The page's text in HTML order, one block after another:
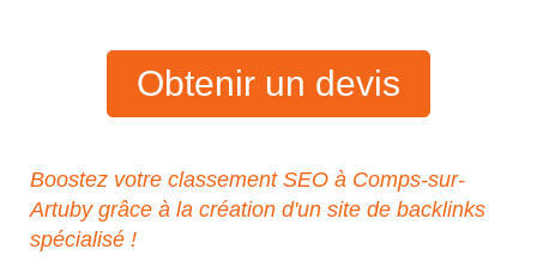
Obtenir un devis
Boostez votre classement SEO à Comps-sur-
Artuby grâce à la création d'un site de backlinks
spécialisé !